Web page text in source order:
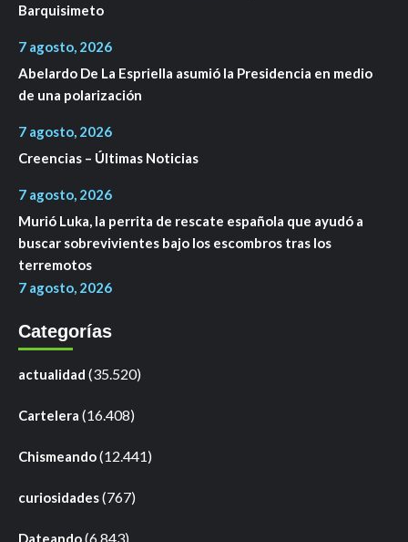
Barquisimeto
7 agosto, 2026
Abelardo De La Espriella asumió la Presidencia en medio
de una polarización
7 agosto, 2026
Creencias – Últimas Noticias
7 agosto, 2026
Murió Luka, la perrita de rescate española que ayudó a
buscar sobrevivientes bajo los escombros tras los
terremotos
7 agosto, 2026
Categorías
actualidad (35.520)
Cartelera (16.408)
Chismeando(12.441)
curiosidades(767)
Dateando(6.843)